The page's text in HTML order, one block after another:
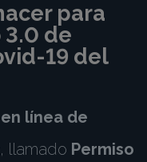
para
de
19 del
línea de
, llamado Permiso